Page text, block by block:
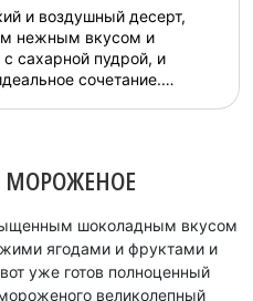
и воздушный десерт,
нежным вкусом и
сахарной пудрой, и
сочетание.
МОРОЖЕНОЕ
шоколадным вкусом
ягодами и фруктами и
уже готов полноценный
великолепный